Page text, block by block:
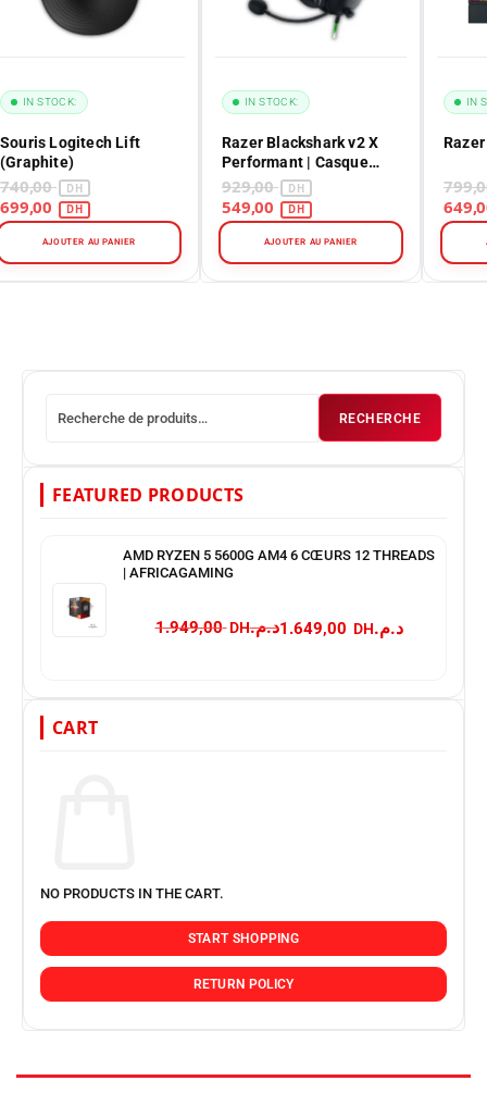
Souris Logitech Lift
(Graphite)
740,00
IN STOCK:
AJOUTER AU PANIER
Razer Blackshark v2 X
Performant | Casque
Gaming929,00
IN STOCK:
AJOUTER AU PANIER
IN
RECHERCHE
FEATURED PRODUCTS
AMD RYZEN 5 5600G AM4 6 CŒURS 12 THREADS
| AFRICAGAMING
د.م. 1.949,00 د.م.
CART
NO PRODUCTS IN THE CART.
START SHOPPING
RETURN POLICY